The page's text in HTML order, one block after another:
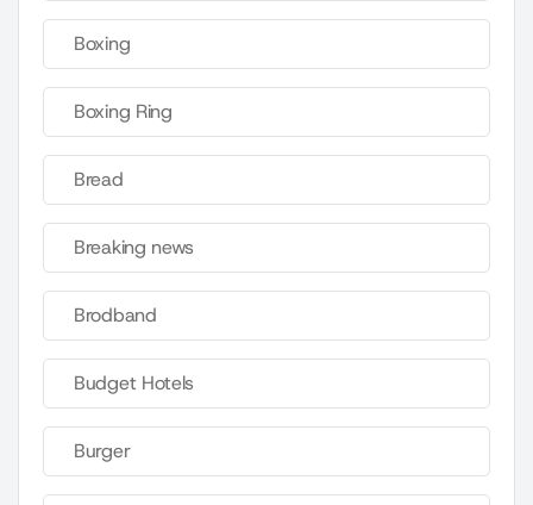
Boxing
Boxing Ring
Bread
Breaking news
Brodband
Budget Hotels
Burger